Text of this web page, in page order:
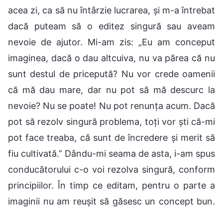
acea zi, ca să nu întârzie lucrarea, și m-a întrebat
dacă puteam să o editez singură sau aveam
nevoie de ajutor. Mi-am zis: „Eu am conceput
imaginea, dacă o dau altcuiva, nu va părea că nu
sunt destul de pricepută? Nu vor crede oamenii
că mă dau mare, dar nu pot să mă descurc la
nevoie? Nu se poate! Nu pot renunța acum. Dacă
pot să rezolv singură problema, toți vor ști că-mi
pot face treaba, că sunt de încredere și merit să
fiu cultivată.” Dându-mi seama de asta, i-am spus
conducătorului c-o voi rezolva singură, conform
principiilor. În timp ce editam, pentru o parte a
imaginii nu am reușit să găsesc un concept bun.